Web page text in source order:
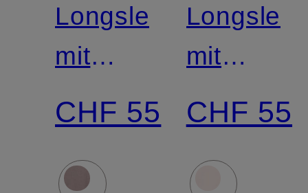
Longsleeve
mit
Schmucksteinen
CHF 55
mit
CHF 55